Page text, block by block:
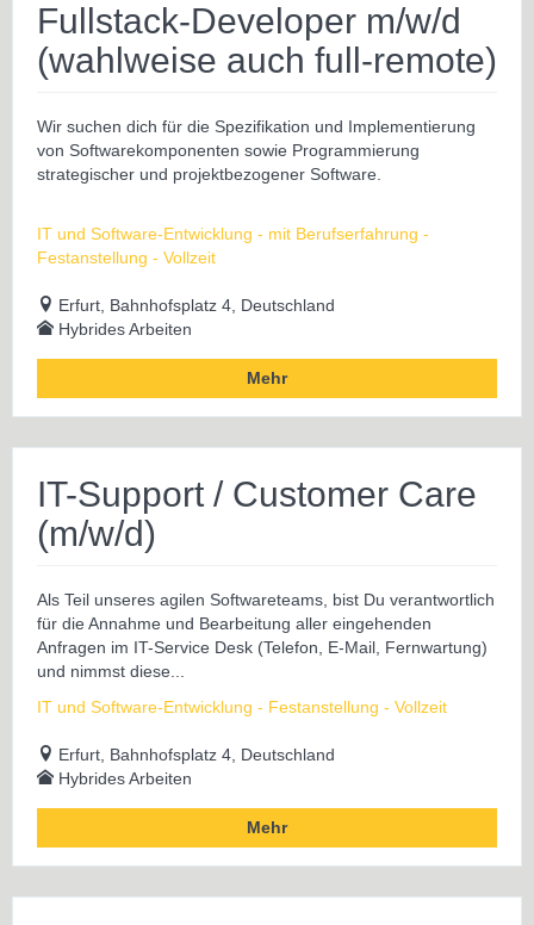
Fullstack-Developer m/w/d
(wahlweise auch full-remote)
Wir suchen dich für die Spezifikation und Implementierung
von Softwarekomponenten sowie Programmierung
strategischer und projektbezogener Software.
IT und Software-Entwicklung - mit Berufserfahrung -
Festanstellung - Vollzeit
Erfurt, Bahnhofsplatz 4, Deutschland
Hybrides Arbeiten
Mehr
IT-Support / Customer Care
(m/w/d)
Als Teil unseres agilen Softwareteams, bist Du verantwortlich
für die Annahme und Bearbeitung aller eingehenden
Anfragen im IT-Service Desk (Telefon, E-Mail, Fernwartung)
und nimmst diese...
IT und Software-Entwicklung - Festanstellung - Vollzeit
Erfurt, Bahnhofsplatz 4, Deutschland
Hybrides Arbeiten
Mehr